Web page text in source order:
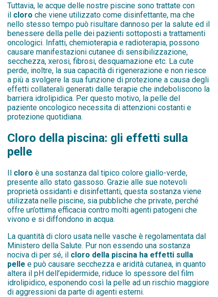
Tuttavia, le acque delle nostre piscine sono trattate con
il cloro che viene utilizzato come disinfettante, ma che
nello stesso tempo può risultare dannoso per la salute ed il
benessere della pelle dei pazienti sottoposti a trattamenti
oncologici. Infatti, chemioterapia e radioterapia, possono
causare manifestazioni cutanee di sensibilizzazione,
secchezza, xerosi, fibrosi, desquamazione etc. La cute
perde, inoltre, la sua capacità di rigenerazione e non riesce
a più a svolgere la sua funzione di protezione a causa degli
effetti collaterali generati dalle terapie che indeboliscono la
barriera idrolipidica. Per questo motivo, la pelle del
paziente oncologico necessita di attenzioni costanti e
protezione quotidiana.
Cloro della piscina: gli effetti sulla
pelle
Il cloro è una sostanza dal tipico colore giallo-verde,
presente allo stato gassoso. Grazie alle sue notevoli
proprietà ossidanti e disinfettanti, questa sostanza viene
utilizzata nelle piscine, sia pubbliche che private, perché
offre un’ottima efficacia contro molti agenti patogeni che
vivono e si diffondono in acqua.
La quantità di cloro usata nelle vasche è regolamentata dal
Ministero della Salute. Pur non essendo una sostanza
nociva di per sé, il cloro della piscina ha effetti sulla
pelle e può causare secchezza e aridità cutanea, in quanto
altera il pH dell’epidermide, riduce lo spessore del film
idrolipidico, esponendo così la pelle ad un rischio maggiore
di aggressioni da parte di agenti esterni.